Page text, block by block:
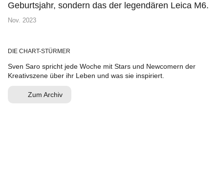
Geburtsjahr, sondern das der legendären Leica M6.
Nov. 2023
DIE CHART-STÜRMER
Sven Saro spricht jede Woche mit Stars und Newcomern der
Kreativszene über ihr Leben und was sie inspiriert.
Zum Archiv